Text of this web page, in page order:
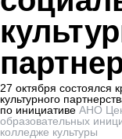
27 октября состоялся
культурного
по инициативе АНО
образовательных
колледже культуры